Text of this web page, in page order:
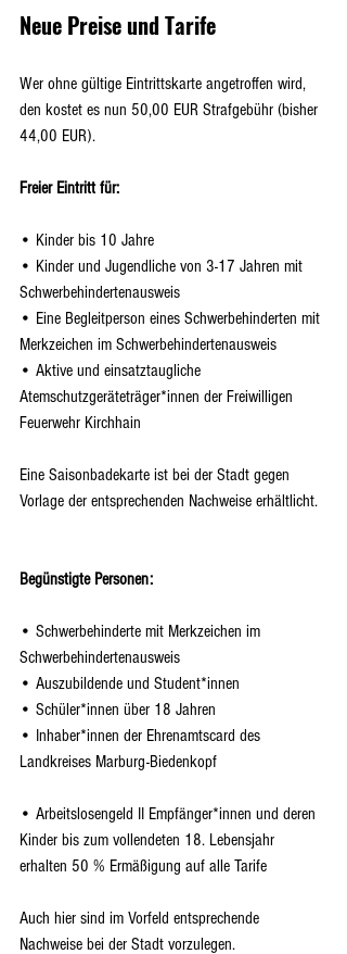
Neue Preise und Tarife
Wer ohne gültige Eintrittskarte angetroffen wird,
den kostet es nun 50,00 EUR Strafgebühr (bisher
44,00 EUR).
Freier Eintritt für:
• Kinder bis 10 Jahre
• Kinder und Jugendliche von 3-17 Jahren mit
Schwerbehindertenausweis
• Eine Begleitperson eines Schwerbehinderten mit
Merkzeichen im Schwerbehindertenausweis
• Aktive und einsatztaugliche
Atemschutzgeräteträger*innen der Freiwilligen
Feuerwehr Kirchhain
Eine Saisonbadekarte ist bei der Stadt gegen
Vorlage der entsprechenden Nachweise erhältlicht.
Begünstigte Personen:
• Schwerbehinderte mit Merkzeichen im
Schwerbehindertenausweis
• Auszubildende und Student*innen
• Schüler*innen über 18 Jahren
• Inhaber*innen der Ehrenamtscard des
Landkreises Marburg-Biedenkopf
• Arbeitslosengeld II Empfänger*innen und deren
Kinder bis zum vollendeten 18. Lebensjahr
erhalten 50 % Ermäßigung auf alle Tarife
Auch hier sind im Vorfeld entsprechende
Nachweise bei der Stadt vorzulegen.